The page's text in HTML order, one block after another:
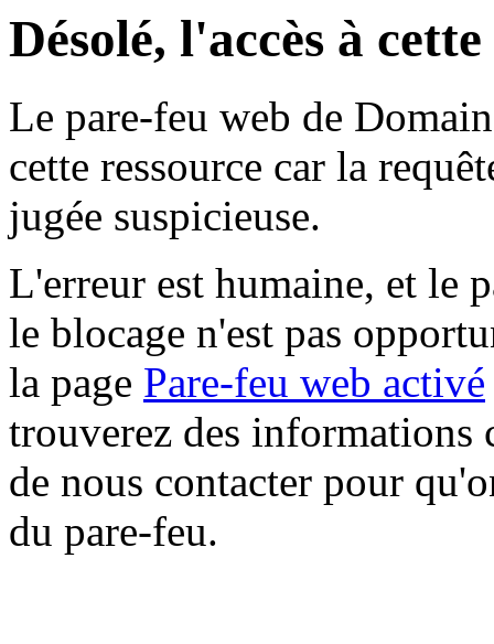
Désolé, l'accès à
Le pare-feu web de
cette ressource car la
jugée suspicieuse.
L'erreur est humaine, et le
le blocage n'est pas
la page Pare-feu web activé
trouverez des informations
de nous contacter pour
du pare-feu.